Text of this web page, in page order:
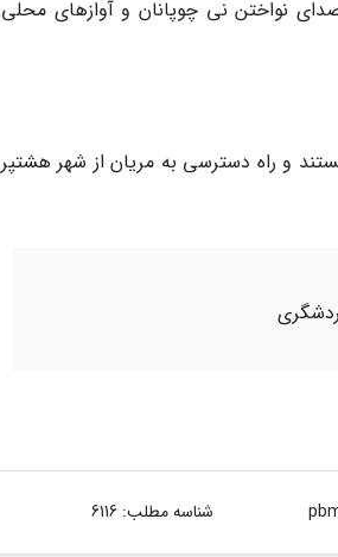
نواختن نی چوپانان و آوازهای محلی
و راه دسترسی به مریان از شهر هشتپر
شناسه مطلب: 6116